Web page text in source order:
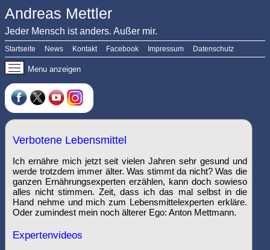
Andreas Mettler
Jeder Mensch ist anders. Außer mir.
Startseite News Kontakt Facebook Impressum Datenschutz
Menu anzeigen
Verbotene Lebensmittel
Ich ernähre mich jetzt seit vielen Jahren sehr gesund und
werde trotzdem immer älter. Was stimmt da nicht? Was die
ganzen Ernährungsexperten erzählen, kann doch sowieso
alles nicht stimmen. Zeit, dass ich das mal selbst in die
Hand nehme und mich zum Lebensmittelexperten erkläre.
Oder zumindest mein noch älterer Ego: Anton Mettmann.
Expertenvideos